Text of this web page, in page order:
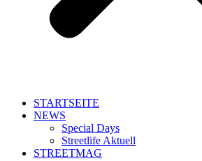
STARTSEITE
NEWS
Special Days
Streetlife Aktuell
STREETMAG